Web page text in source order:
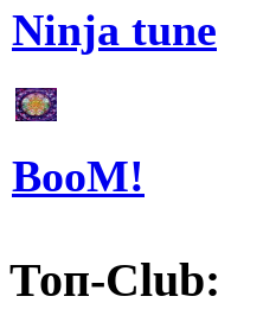
Ninja tune
BooM!
Топ-Club: